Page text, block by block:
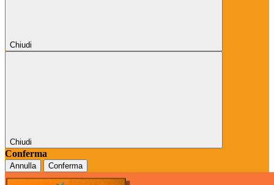
Chiudi
Chiudi
Conferma
Annulla Conferma